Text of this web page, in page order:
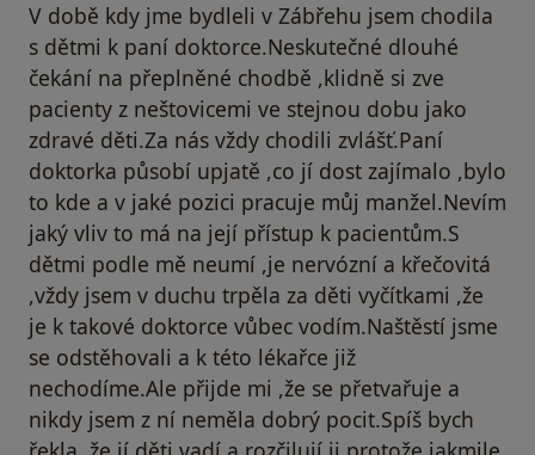
V době kdy jme bydleli v Zábřehu jsem chodila
s dětmi k paní doktorce.Neskutečné dlouhé
čekání na přeplněné chodbě ,klidně si zve
pacienty z neštovicemi ve stejnou dobu jako
zdravé děti.Za nás vždy chodili zvlášť.Paní
doktorka působí upjatě ,co jí dost zajímalo ,bylo
to kde a v jaké pozici pracuje můj manžel.Nevím
jaký vliv to má na její přístup k pacientům.S
dětmi podle mě neumí ,je nervózní a křečovitá
,vždy jsem v duchu trpěla za děti vyčítkami ,že
je k takové doktorce vůbec vodím.Naštěstí jsme
se odstěhovali a k této lékařce již
nechodíme.Ale přijde mi ,že se přetvařuje a
nikdy jsem z ní neměla dobrý pocit.Spíš bych